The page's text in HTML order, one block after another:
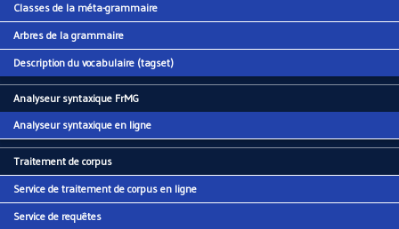
Classes de la méta-grammaire
Arbres de la grammaire
Description du vocabulaire (tagset)
Analyseur syntaxique FrMG
Analyseur syntaxique en ligne
Traitement de corpus
Service de traitement de corpus en ligne
Service de requêtes